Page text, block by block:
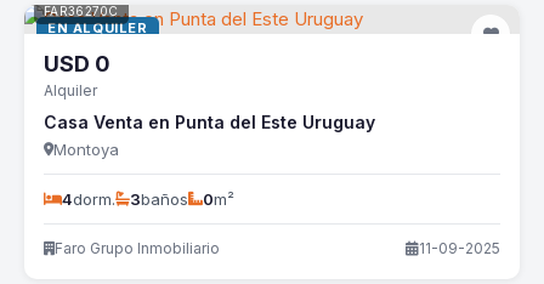
EN ALQUILER
FAR36270C
USD 0
Alquiler
Casa Venta en Punta del Este Uruguay
Montoya
4dorm. 3baños 0m²
Faro Grupo Inmobiliario 11-09-2025